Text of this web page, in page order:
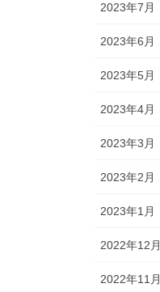
2023年7月
2023年6月
2023年5月
2023年4月
2023年3月
2023年2月
2023年1月
2022年12月
2022年11月